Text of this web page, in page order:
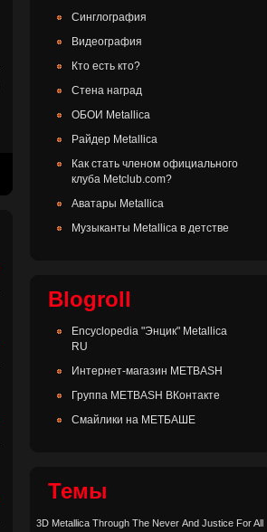
Синглография
Видеография
Кто есть кто?
Стена наград
ОБОИ Metallica
Райдер Metallica
Как стать членом официального
клуба Metclub.com?
Аватары Metallica
Музыканты Metallica в детстве
Blogroll
Encyclopedia "Энцик" Metallica
RU
Интернет-магазин METBASH
Группа METBASH ВКонтакте
Смайлики на МЕТБАШЕ
Темы
3D Metallica Through The Never And Justice For All